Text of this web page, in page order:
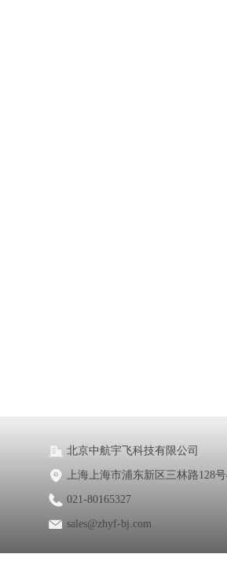
北京中航宇飞科技有限公司
上海上海市浦东新区三林路128
021-80165327
sales@zhyf-bj.com